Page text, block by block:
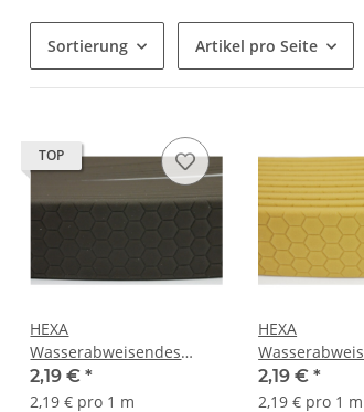
Sortierung Artikel pro Seite
TOP
HEXA
Wasserabweisendes
Gurtband 10mm Dunkel
Braun
2,19 €*
2,19 € pro 1 m
HEXA
Gurtband
Goldfarbig
2,19 €*
2,19 € pro 1 m